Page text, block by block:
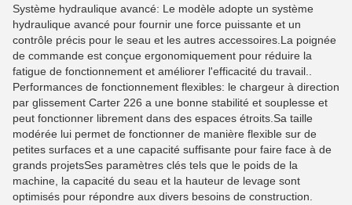
Système hydraulique avancé: Le modèle adopte un système
hydraulique avancé pour fournir une force puissante et un
contrôle précis pour le seau et les autres accessoires.La poignée
de commande est conçue ergonomiquement pour réduire la
fatigue de fonctionnement et améliorer l'efficacité du travail..
Performances de fonctionnement flexibles: le chargeur à direction
par glissement Carter 226 a une bonne stabilité et souplesse et
peut fonctionner librement dans des espaces étroits.Sa taille
modérée lui permet de fonctionner de manière flexible sur de
petites surfaces et a une capacité suffisante pour faire face à de
grands projetsSes paramètres clés tels que le poids de la
machine, la capacité du seau et la hauteur de levage sont
optimisés pour répondre aux divers besoins de construction.